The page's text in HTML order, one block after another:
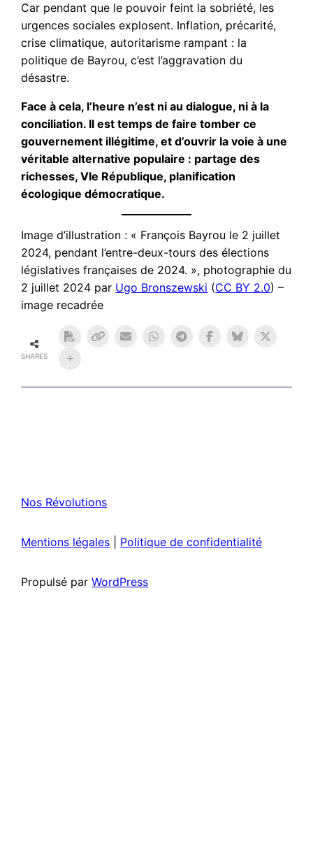
Car pendant que le pouvoir feint la sobriété, les
urgences sociales explosent. Inflation, précarité,
crise climatique, autoritarisme rampant : la
politique de Bayrou, c’est l’aggravation du
désastre.
Face à cela, l’heure n’est ni au dialogue, ni à la
conciliation. Il est temps de faire tomber ce
gouvernement illégitime, et d’ouvrir la voie à une
véritable alternative populaire : partage des
richesses, VIe République, planification
écologique démocratique.
Image d’illustration : « François Bayrou le 2 juillet
2024, pendant l’entre-deux-tours des élections
législatives françaises de 2024. », photographie du
2 juillet 2024 par Ugo Bronszewski (CC BY 2.0) –
image recadrée
SHARES
Nos Révolutions
Mentions légales Politique de confidentialité
Propulsé parWordPress